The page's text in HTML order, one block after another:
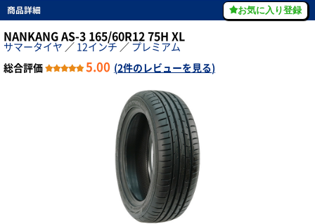
商品詳細 お気に入り登録
NANKANG AS-3 165/60R12 75H XL
サマータイヤ ／ 12インチ ／ プレミアム
総合評価
5.00 (2件のレビューを見る)